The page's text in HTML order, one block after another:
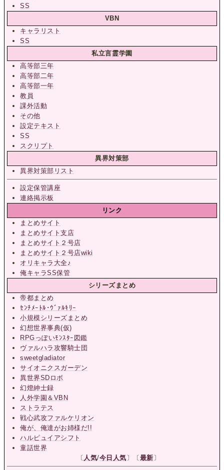
SS
VBN
キャラリスト
SS
私立言霊学園
高等部三年
高等部二年
高等部一年
教員
課外活動
その他
設定テキスト
SS
スクリプト
異界対策部
異界対策部リスト
設定保管講座
連絡掲示板
リンク
まとめサイト
まとめサイト支店
まとめサイト２号店
まとめサイト２号店wiki
オリキャラ大全♪
俺キャラSS保管
シリーズまとめ
帝都まとめ
ｾﾝﾁﾒｰﾄﾙ･ｳﾞｧﾙｷﾘｰ
小規模シリーズまとめ
幻想世界事典(仮)
RPGっぽいﾓﾝｽﾀｰ図鑑
ヴァルハラ攻響騎士団
sweetgladiator
サイオニクスガーデン
異世界SDロボ
幻燈紳士録
人外学園＆VBN
ストラテス
戦心武攻ファルケリオン
俺が、俺達がお姉様だ!!
ハルピュイアシフト
童話世界
〔 人気/今日人気〕〔最新〕